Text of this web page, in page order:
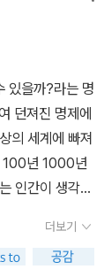
해서는, 우선
이것은 자신의
의 정신 분석
세계에 평화
은 미래를 상상
있을까?라는 명
던져진 명제에
의 세계에 빠져
100년 1000년
인간이 생각을
려는 극빈민자
통해 다시 보
더보기